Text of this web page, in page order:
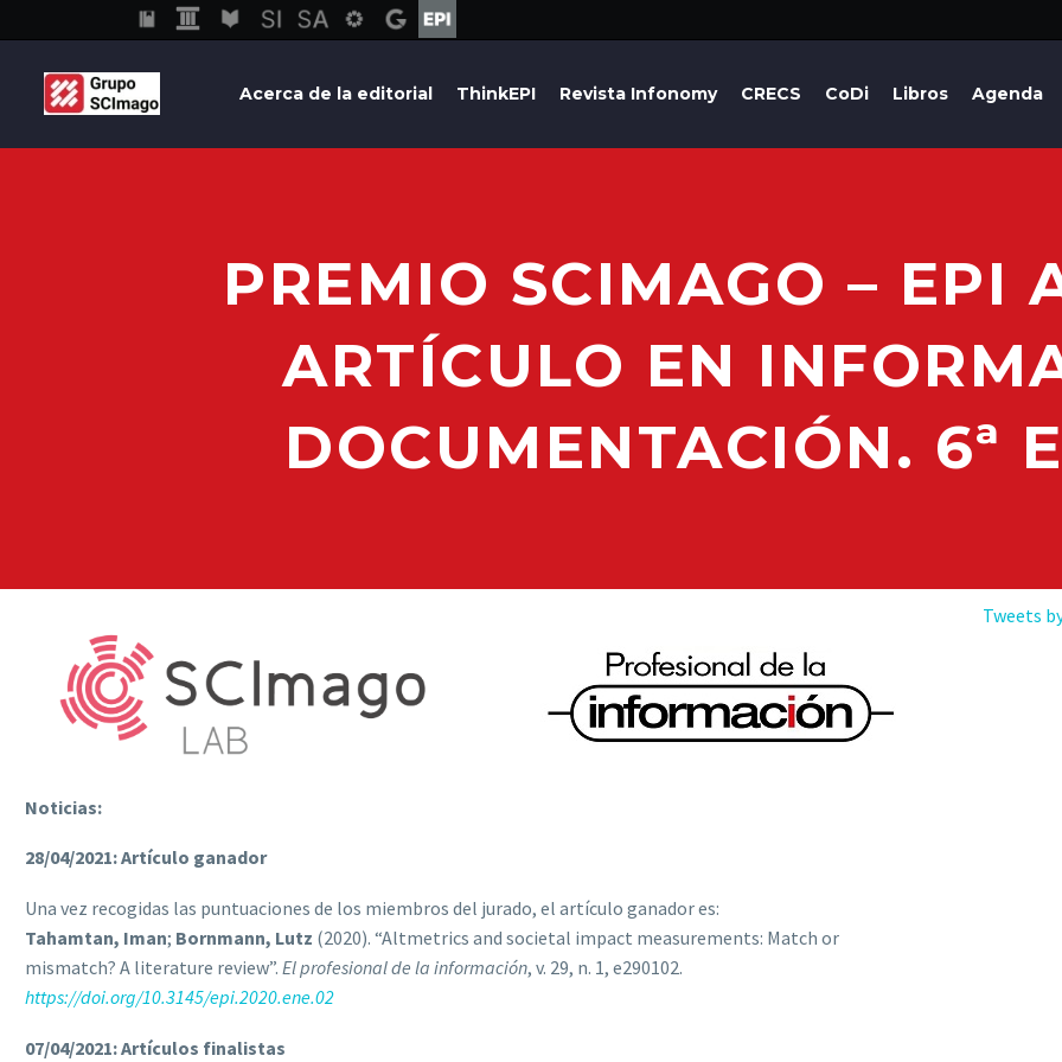
Acerca de la editorial ThinkEPI Revista Infonomy CRECS CoDi Libros Agenda
PREMIO SCIMAGO – EPI
ARTÍCULO EN
DOCUMENTACIÓN. 6ª
Noticias:
28/04/2021: Artículo ganador
Una vez recogidas las puntuaciones de los miembros del jurado, el artículo ganador es:
Tahamtan, Iman; Bornmann, Lutz (2020). “Altmetrics and societal impact measurements: Match or
mismatch? A literature review”. El profesional de la información, v. 29, n. 1, e290102.
https://doi.org/10.3145/epi.2020.ene.02
07/04/2021: Artículos finalistas
Tweets